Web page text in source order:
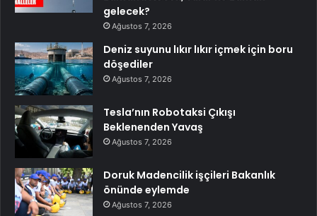
gelecek?
Ağustos 7, 2026
Deniz suyunu lıkır lıkır içmek için boru
döşediler
Ağustos 7, 2026
Tesla’nın Robotaksi Çıkışı
Beklenenden Yavaş
Ağustos 7, 2026
Doruk Madencilik işçileri Bakanlık
önünde eylemde
Ağustos 7, 2026